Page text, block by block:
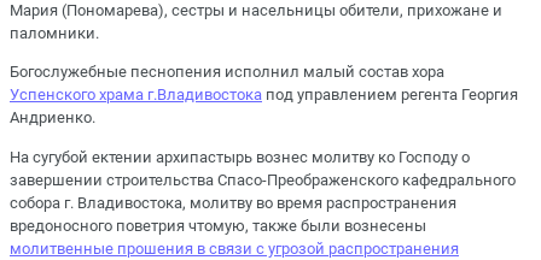
Мария (Пономарева), сестры и насельницы обители, прихожане и
паломники.
Богослужебные песнопения исполнил малый состав хора
Успенского храма г.Владивостока под управлением регента Георгия
Андриенко.
На сугубой ектении архипастырь вознес молитву ко Господу о
завершении строительства Спасо-Преображенского кафедрального
собора г. Владивостока, молитву во время распространения
вредоносного поветрия чтомую, также были вознесены
молитвенные прошения в связи с угрозой распространения